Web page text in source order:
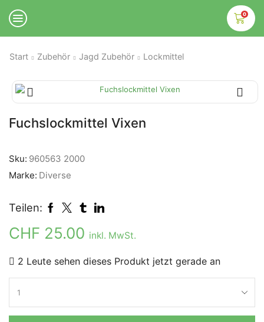
0
Start Zubehör Jagd Zubehör Lockmittel
Fuchslockmittel Vixen
Sku: 960563 2000
Marke: Diverse
Teilen:
CHF 25.00 inkl. MwSt.
2 Leute sehen dieses Produkt jetzt gerade an